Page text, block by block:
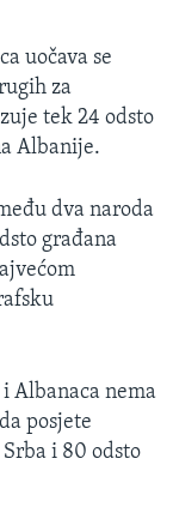
uočava se
za
tek 24 odsto
Albanije.
dva naroda
građana
Albanaca nema
posjete
i 80 odsto